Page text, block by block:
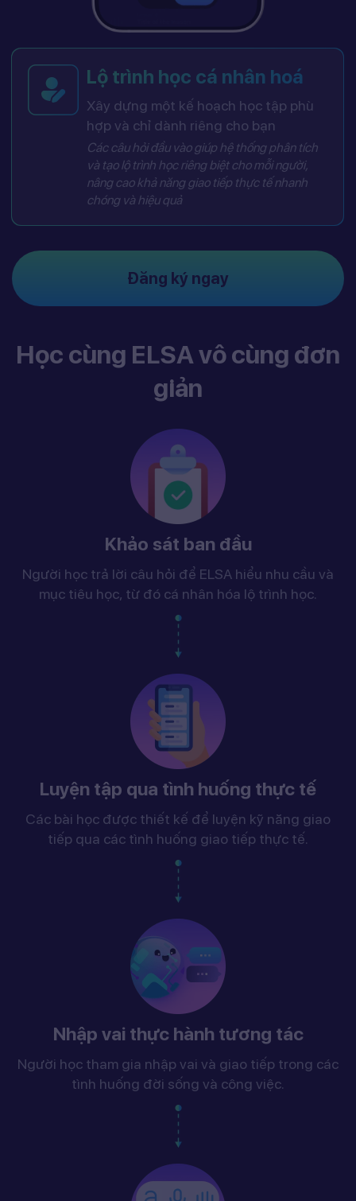
Lộ trình học cá nhân hoá
Xây dựng một kế hoạch học tập phù
hợp và chỉ dành riêng cho bạn
Các câu hỏi đầu vào giúp hệ thống phân tích
và tạo lộ trình học riêng biệt cho mỗi người,
nâng cao khả năng giao tiếp thực tế nhanh
chóng và hiệu quả
Đăng ký ngay
Học cùng ELSA vô cùng đơn
giản
Khảo sát ban đầu
Người học trả lời câu hỏi để ELSA hiểu nhu cầu và
mục tiêu học, từ đó cá nhân hóa lộ trình học.
Luyện tập qua tình huống thực tế
Các bài học được thiết kế để luyện kỹ năng giao
tiếp qua các tình huống giao tiếp thực tế.
Nhập vai thực hành tương tác
Người học tham gia nhập vai và giao tiếp trong các
tình huống đời sống và công việc.